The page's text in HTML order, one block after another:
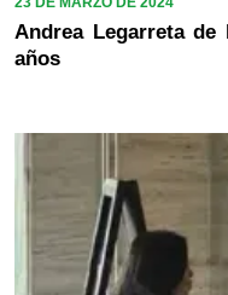
Andrea Legarreta
años